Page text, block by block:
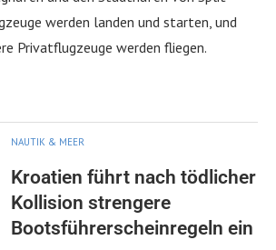
werden landen und starten, und
Privatflugzeuge werden fliegen.
NAUTIK & MEER
Kroatien führt nach tödlicher
Kollision strengere
Bootsführerscheinregeln ein